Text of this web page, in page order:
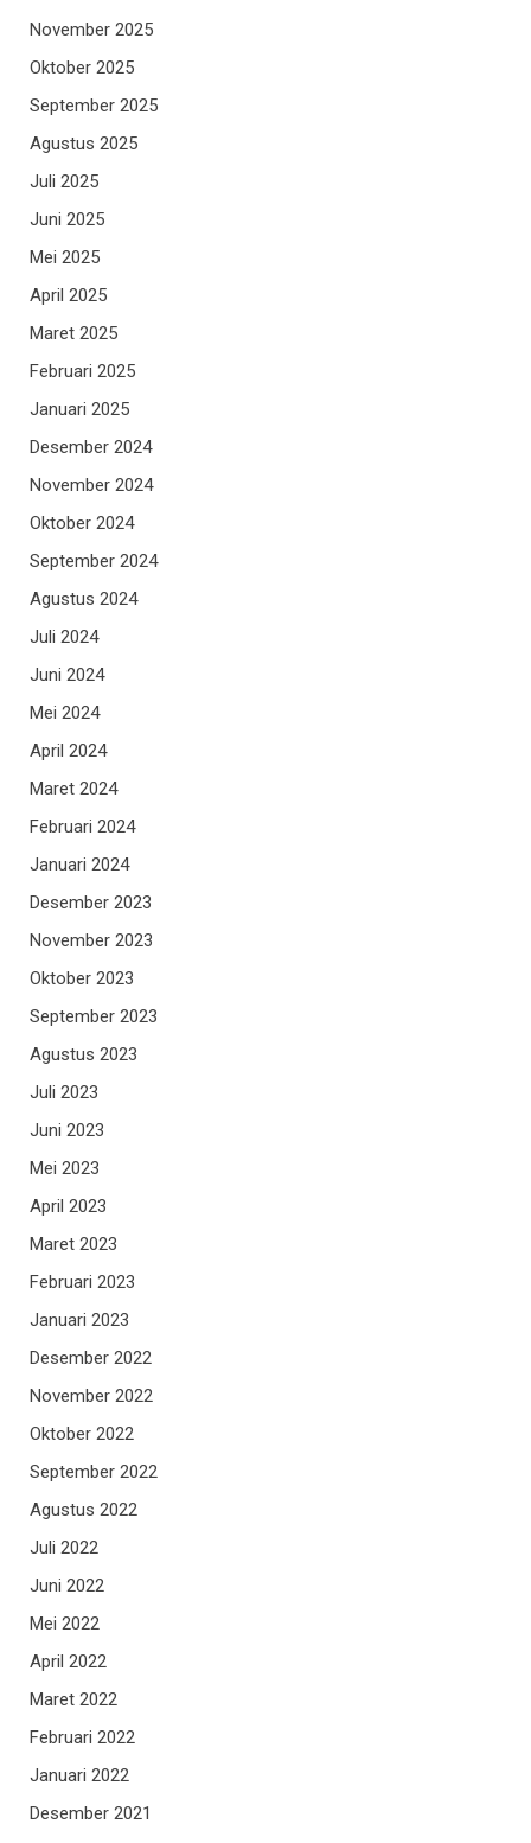
November 2025
Oktober 2025
September 2025
Agustus 2025
Juli 2025
Juni 2025
Mei 2025
April 2025
Maret 2025
Februari 2025
Januari 2025
Desember 2024
November 2024
Oktober 2024
September 2024
Agustus 2024
Juli 2024
Juni 2024
Mei 2024
April 2024
Maret 2024
Februari 2024
Januari 2024
Desember 2023
November 2023
Oktober 2023
September 2023
Agustus 2023
Juli 2023
Juni 2023
Mei 2023
April 2023
Maret 2023
Februari 2023
Januari 2023
Desember 2022
November 2022
Oktober 2022
September 2022
Agustus 2022
Juli 2022
Juni 2022
Mei 2022
April 2022
Maret 2022
Februari 2022
Januari 2022
Desember 2021